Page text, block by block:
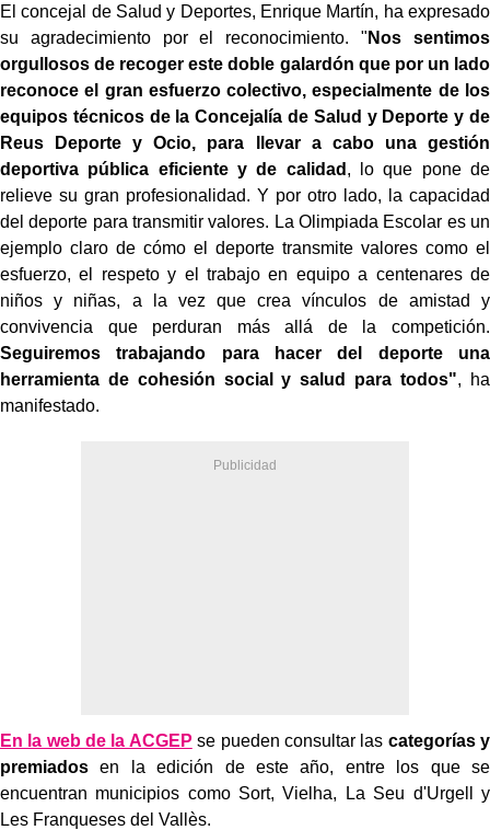
El concejal de Salud y Deportes, Enrique Martín, ha expresado
su agradecimiento por el reconocimiento. " Nos sentimos
orgullosos de recoger este doble galardón que por un lado
reconoce el gran esfuerzo colectivo, especialmente de los
equipos técnicos de la Concejalía de Salud y Deporte y de
Reus Deporte y Ocio, para llevar a cabo una gestión
deportiva pública eficiente y de calidad , lo que pone de
relieve su gran profesionalidad. Y por otro lado, la capacidad
del deporte para transmitir valores. La Olimpiada Escolar es un
ejemplo claro de cómo el deporte transmite valores como el
esfuerzo, el respeto y el trabajo en equipo a centenares de
niños y niñas, a la vez que crea vínculos de amistad y
convivencia que perduran más allá de la competición.
Seguiremos trabajando para hacer del deporte una
herramienta de cohesión social y salud para todos", ha
manifestado.
En la web de la ACGEP se pueden consultar las categorías y
premiados en la edición de este año, entre los que se
encuentran municipios como Sort, Vielha, La Seu d'Urgell y
Les Franqueses del Vallès.